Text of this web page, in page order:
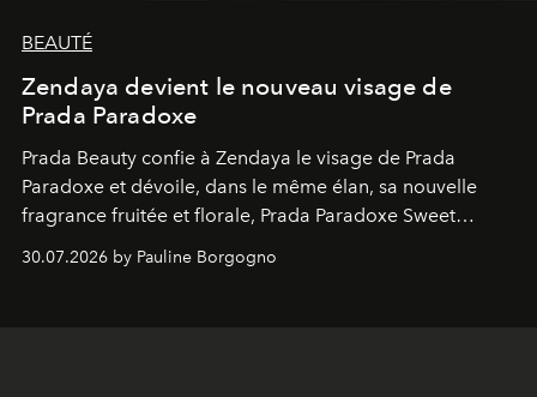
BEAUTÉ
Zendaya devient le nouveau visage de
Prada Paradoxe
Prada Beauty confie à Zendaya le visage de Prada
Paradoxe et dévoile, dans le même élan, sa nouvelle
fragrance fruitée et florale, Prada Paradoxe Sweet
30.07.2026 by Pauline Borgogno